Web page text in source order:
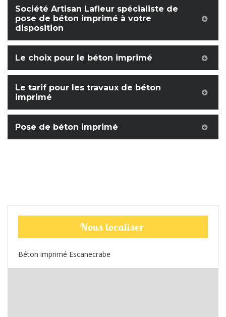
Société Artisan Lafleur spécialiste de
pose de béton imprimé à votre
disposition
Le choix pour le béton imprimé
Le tarif pour les travaux de béton
imprimé
Pose de béton imprimé
Nous localiser
Béton imprimé Escanecrabe